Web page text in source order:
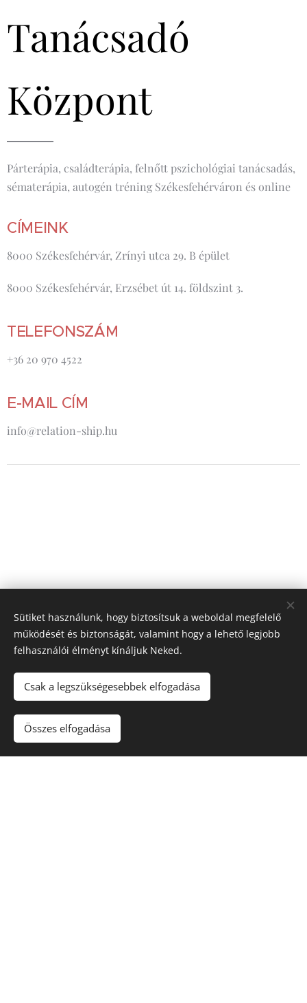
Tanácsadó
Központ
Párterápia, családterápia, felnőtt pszichológiai tanácsadás,
sématerápia, autogén tréning Székesfehérváron és online
CÍMEINK
8000 Székesfehérvár, Zrínyi utca 29. B épület
8000 Székesfehérvár, Erzsébet út 14. földszint 3.
TELEFONSZÁM
+36 20 970 4522
E-MAIL CÍM
info@relation-ship.hu
Sütiket használunk, hogy biztosítsuk a weboldal megfelelő
működését és biztonságát, valamint hogy a lehető legjobb
felhasználói élményt kínáljuk Neked.
Csak a legszükségesebbek elfogadása
Összes elfogadása